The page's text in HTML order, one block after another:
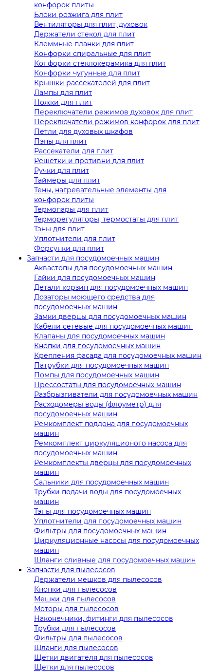
конфорок плиты
Блоки розжига для плит
Вентиляторы для плит, духовок
Держатели стекол для плит
Клеммные планки для плит
Конфорки спиральные для плит
Конфорки стеклокерамика для плит
Конфорки чугунные для плит
Крышки рассекателей для плит
Лампы для плит
Ножки для плит
Переключатели режимов духовок для плит
Переключатели режимов конфорок для плит
Петли для духовых шкафов
Пэны для плит
Рассекатели для плит
Решетки и противни для плит
Ручки для плит
Таймеры для плит
Тены, нагревательные элементы для
конфорок плиты
Термопары для плит
Терморегуляторы, термостаты для плит
Тэны для плит
Уплотнители для плит
Форсунки для плит
Запчасти для посудомоечных машин
Аквастопы для посудомоечных машин
Гайки для посудомоечных машин
Детали корзин для посудомоечных машин
Дозаторы моющего средства для
посудомоечных машин
Замки дверцы для посудомоечных машин
Кабели сетевые для посудомоечных машин
Клапаны для посудомоечных машин
Кнопки для посудомоечных машин
Крепления фасада для посудомоечных машин
Патрубки для посудомоечных машин
Помпы для посудомоечных машин
Прессостаты для посудомоечных машин
Разбрызгиватели для посудомоечных машин
Расходомеры воды (флоуметр) для
посудомоечных машин
Ремкомплект поддона для посудомоечных
машин
Ремкомплект циркуляционого насоса для
посудомоечных машин
Ремкомплекты дверцы для посудомоечных
машин
Сальники для посудомоечных машин
Трубки подачи воды для посудомоечных
машин
Тэны для посудомоечных машин
Уплотнители для посудомоечных машин
Фильтры для посудомоечных машин
Циркуляционные насосы для посудомоечных
машин
Шланги сливные для посудомоечных машин
Запчасти для пылесосов
Держатели мешков для пылесосов
Кнопки для пылесосов
Мешки для пылесосов
Моторы для пылесосов
Наконечники, фитинги для пылесосов
Трубки для пылесосов
Фильтры для пылесосов
Шланги для пылесосов
Щетки двигателя для пылесосов
Щетки для пылесосов